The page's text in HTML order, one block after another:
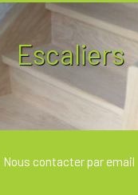
Escaliers
Nous contacter par email